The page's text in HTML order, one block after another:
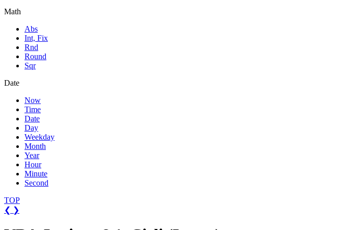
Math
Abs
Int, Fix
Rnd
Round
Sqr
Date
Now
Time
Date
Day
Weekday
Month
Year
Hour
Minute
Second
TOP
❮ ❯